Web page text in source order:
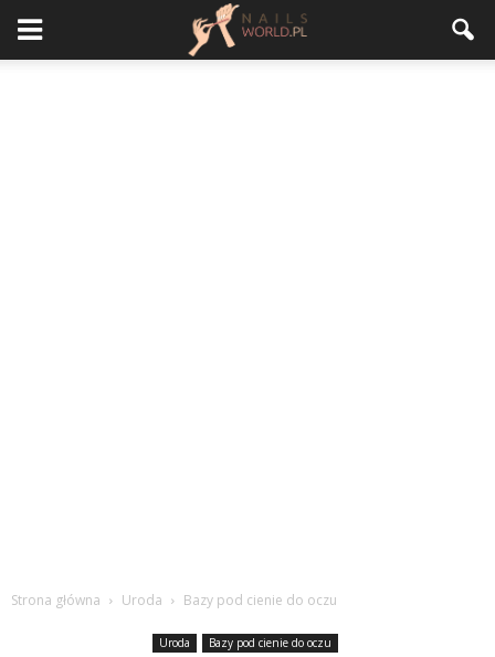
Strona główna Uroda Bazy pod cienie do oczu
Uroda Bazy pod cienie do oczu